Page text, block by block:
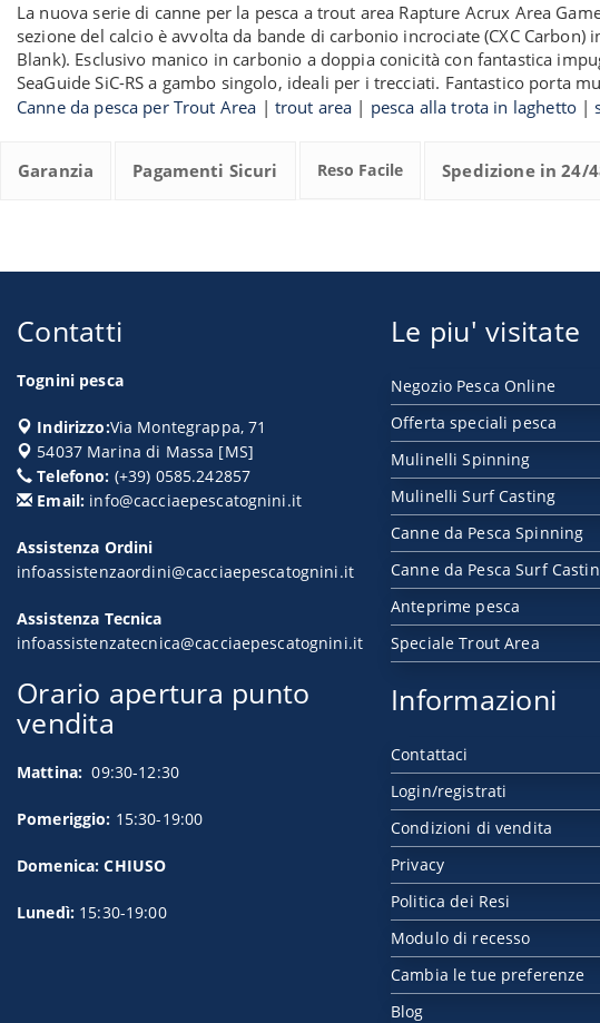
La nuova serie di canne per la pesca a trout area Rapture Acrux Area
sezione del calcio è avvolta da bande di carbonio incrociate (CXC
Blank). Esclusivo manico in carbonio a doppia conicità con fantastica
SeaGuide SiC-RS a gambo singolo, ideali per i trecciati. Fantastico porta
Canne da pesca per Trout Area | trout area | pesca alla trota in laghetto|
Garanzia Pagamenti Sicuri Reso Facile Spedizione in 24/
Contatti
Tognini pesca
Indirizzo:Via Montegrappa, 71
54037 Marina di Massa [MS]
Telefono: (+39) 0585.242857
Email: info@cacciaepescatognini.it
Assistenza Ordini
infoassistenzaordini@cacciaepescatognini.it
Assistenza Tecnica
infoassistenzatecnica@cacciaepescatognini.it
Orario apertura punto
vendita
Mattina: 09:30-12:30
Pomeriggio: 15:30-19:00
Domenica: CHIUSO
Lunedì: 15:30-19:00
Le piu' visitate
Negozio Pesca Online
Offerta speciali pesca
Mulinelli Spinning
Mulinelli Surf Casting
Canne da Pesca Spinning
Canne da Pesca Surf
Anteprime pesca
Speciale Trout Area
Informazioni
Contattaci
Login/registrati
Condizioni di vendita
Privacy
Politica dei Resi
Modulo di recesso
Cambia le tue preferenze
Blog